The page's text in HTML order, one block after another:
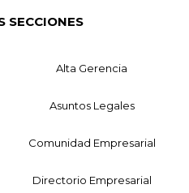
SECCIONES
Alta Gerencia
Asuntos Legales
Comunidad Empresarial
Directorio Empresarial